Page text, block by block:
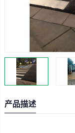
产品描述